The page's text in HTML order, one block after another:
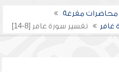
محاضرات مفرغة
غافر تفسير سورة غافر [8-14]